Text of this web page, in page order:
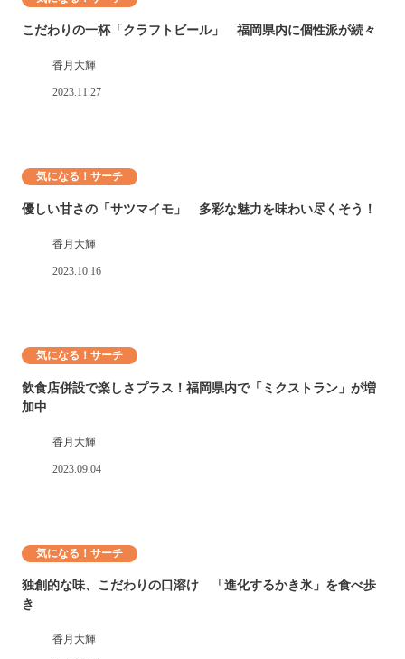
こだわりの一杯「クラフトビール」 福岡県内に個性派が続々
香月大輝
2023.11.27
気になる！サーチ
優しい甘さの「サツマイモ」 多彩な魅力を味わい尽くそう！
香月大輝
2023.10.16
気になる！サーチ
飲食店併設で楽しさプラス！福岡県内で「ミクストラン」が増
加中
香月大輝
2023.09.04
気になる！サーチ
独創的な味、こだわりの口溶け 「進化するかき氷」を食べ歩
き
香月大輝